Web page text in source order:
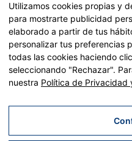
Plan de Recuperación,
Recuperación y resiliencia,
2021/241 del Parlamento
Utilizamos cookies propias y
para mostrarte publicidad
elaborado a partir de tus
personalizar tus preferencias
todas las cookies haciendo
seleccionando "Rechazar".
nuestra Política de Privacidad